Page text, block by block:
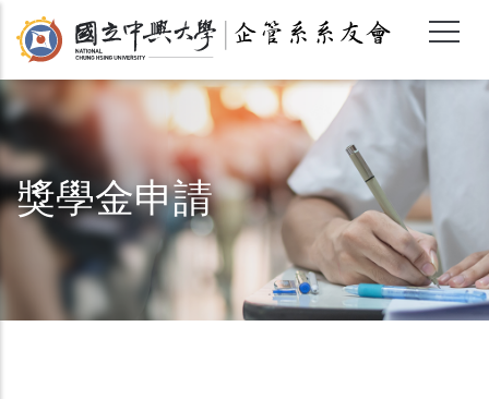
至
內
容
獎學金申請